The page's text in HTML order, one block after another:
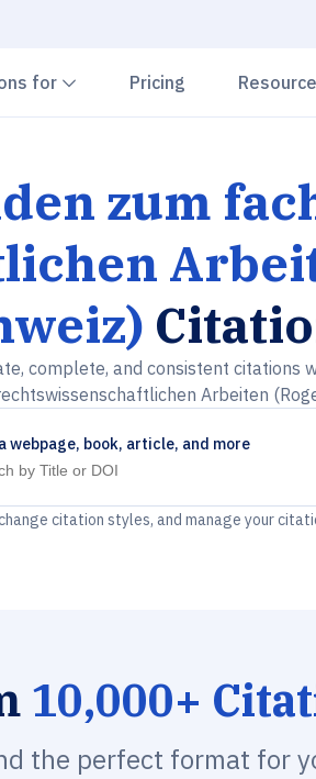
for Chevron down
Pricing
zum
complete, and consistent citations
Arbeiten
Zitieren in
webpage, book, article, and more
citation styles, and manage your
10,000+
the perfect format for